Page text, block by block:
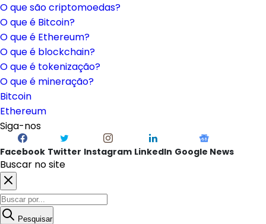
O que são criptomoedas?
O que é Bitcoin?
O que é Ethereum?
O que é blockchain?
O que é tokenização?
O que é mineração?
Bitcoin
Ethereum
Siga-nos
Facebook Twitter Instagram LinkedIn Google News
Buscar no site
Pesquisar